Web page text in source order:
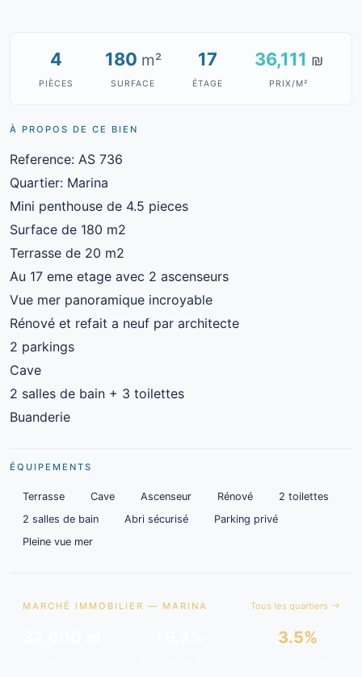
4
PIÈCES
180 m²
SURFACE
17
ÉTAGE
36,111 ₪
PRIX/M²
À PROPOS DE CE BIEN
Reference: AS 736
Quartier: Marina
Mini penthouse de 4.5 pieces
Surface de 180 m2
Terrasse de 20 m2
Au 17 eme etage avec 2 ascenseurs
Vue mer panoramique incroyable
Rénové et refait a neuf par architecte
2 parkings
Cave
2 salles de bain + 3 toilettes
Buanderie
ÉQUIPEMENTS
Terrasse Cave Ascenseur Rénové
2 toilettes
2 salles de bain
Abri sécurisé
Parking privé
Pleine vue mer
MARCHÉ IMMOBILIER — MARINA Tous les quartiers
3.5%